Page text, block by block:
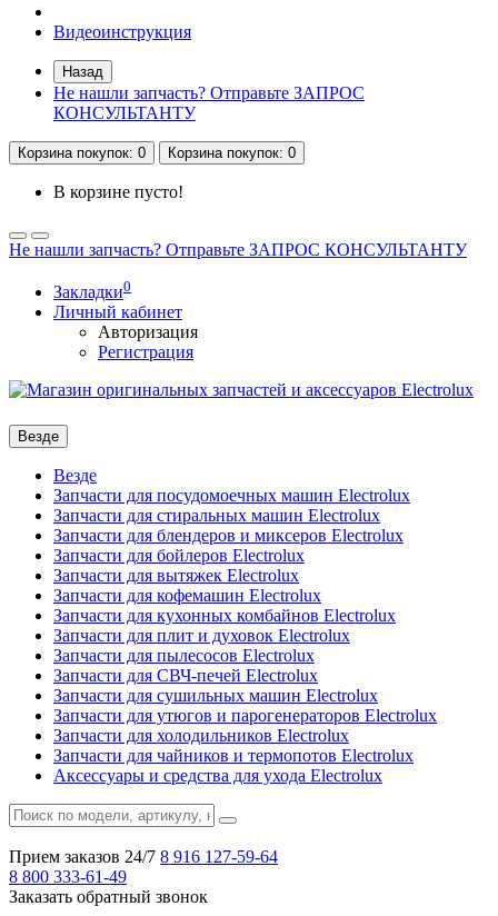
Видеоинструкция
Назад
Не нашли запчасть? Отправьте ЗАПРОС
КОНСУЛЬТАНТУ
Корзинапокупок: 0 Корзинапокупок: 0
В корзине пусто!
Не нашли запчасть? Отправьте ЗАПРОС КОНСУЛЬТАНТУ
Закладки0
Личный кабинет
Авторизация
Регистрация
Везде
Везде
Запчасти для посудомоечных машин Electrolux
Запчасти для стиральных машин Electrolux
Запчасти для блендеров и миксеров Electrolux
Запчасти для бойлеров Electrolux
Запчасти для вытяжек Electrolux
Запчасти для кофемашин Electrolux
Запчасти для кухонных комбайнов Electrolux
Запчасти для плит и духовок Electrolux
Запчасти для пылесосов Electrolux
Запчасти для СВЧ-печей Electrolux
Запчасти для сушильных машин Electrolux
Запчасти для утюгов и парогенераторов Electrolux
Запчасти для холодильников Electrolux
Запчасти для чайников и термопотов Electrolux
Аксессуары и средства для ухода Electrolux
Прием заказов 24/7 8 916 127-59-64
8 800 333-61-49
Заказать обратный звонок